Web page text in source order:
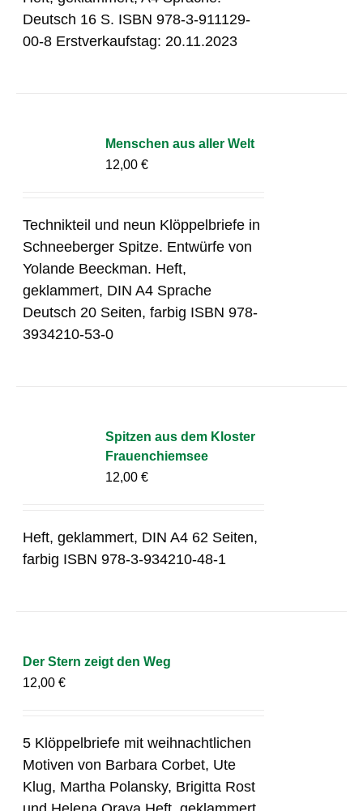
Deutsch 16 S. ISBN 978-3-911129-
00-8 Erstverkaufstag: 20.11.2023
Menschen aus aller Welt
12,00€
Technikteil und neun Klöppelbriefe in
Schneeberger Spitze. Entwürfe von
Yolande Beeckman. Heft,
geklammert, DIN A4 Sprache
Deutsch 20 Seiten, farbig ISBN 978-
3934210-53-0
Spitzen aus dem Kloster
Frauenchiemsee
12,00€
Heft, geklammert, DIN A4 62 Seiten,
farbig ISBN 978-3-934210-48-1
Der Stern zeigt den Weg
12,00€
5 Klöppelbriefe mit weihnachtlichen
Motiven von Barbara Corbet, Ute
Klug, Martha Polansky, Brigitta Rost